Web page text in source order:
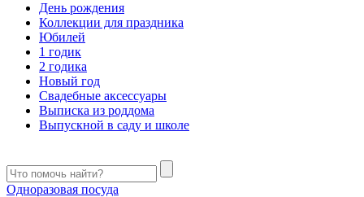
День рождения
Коллекции для праздника
Юбилей
1 годик
2 годика
Новый год
Свадебные аксессуары
Выписка из роддома
Выпускной в саду и школе
Одноразовая посуда